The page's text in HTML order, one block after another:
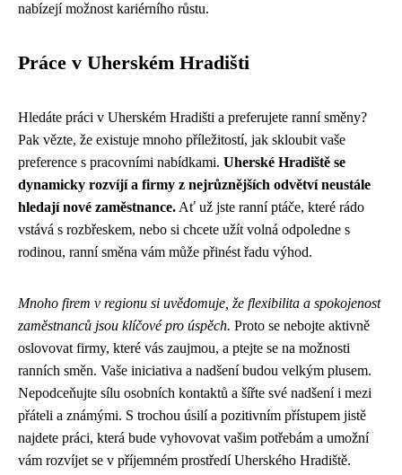
nabízejí možnost kariérního růstu.
Práce v Uherském Hradišti
Hledáte práci v Uherském Hradišti a preferujete ranní směny?
Pak vězte, že existuje mnoho příležitostí, jak skloubit vaše
preference s pracovními nabídkami. Uherské Hradiště se
dynamicky rozvíjí a firmy z nejrůznějších odvětví neustále
hledají nové zaměstnance. Ať už jste ranní ptáče, které rádo
vstává s rozbřeskem, nebo si chcete užít volná odpoledne s
rodinou, ranní směna vám může přinést řadu výhod.
Mnoho firem v regionu si uvědomuje, že flexibilita a spokojenost
zaměstnanců jsou klíčové pro úspěch. Proto se nebojte aktivně
oslovovat firmy, které vás zaujmou, a ptejte se na možnosti
ranních směn. Vaše iniciativa a nadšení budou velkým plusem.
Nepodceňujte sílu osobních kontaktů a šířte své nadšení i mezi
přáteli a známými. S trochou úsilí a pozitivním přístupem jistě
najdete práci, která bude vyhovovat vašim potřebám a umožní
vám rozvíjet se v příjemném prostředí Uherského Hradiště.